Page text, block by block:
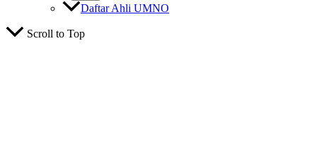
Daftar Ahli UMNO
Scroll to Top